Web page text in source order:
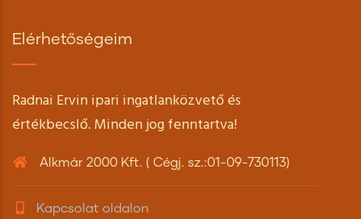
Elérhetőségeim
Radnai Ervin ipari ingatlanközvető és
értékbecslő. Minden jog fenntartva!
Alkmár 2000 Kft. ( Cégj. sz.:01-09-730113)
Kapcsolat oldalon